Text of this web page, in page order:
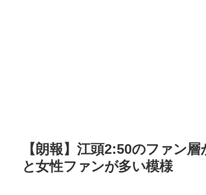
【朗報】江頭2:50のファン
と女性ファンが多い模様